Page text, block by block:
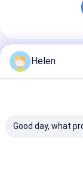
Produits
Helen
Good day, what